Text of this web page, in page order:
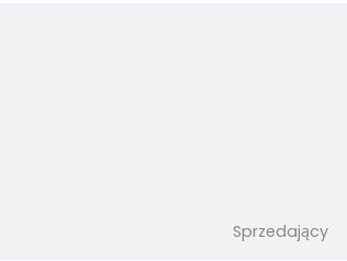
Sprzedający